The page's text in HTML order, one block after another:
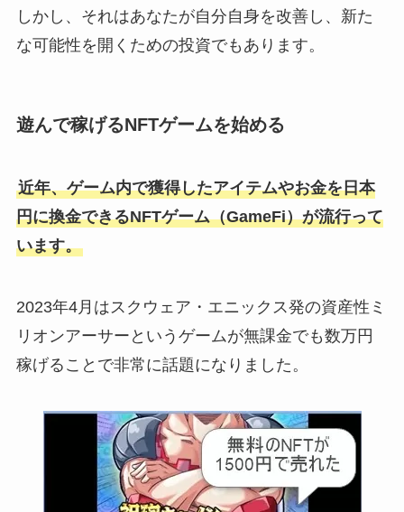
しかし、それはあなたが自分自身を改善し、新た
な可能性を開くための投資でもあります。
遊んで稼げるNFTゲームを始める
近年、ゲーム内で獲得したアイテムやお金を日本
円に換金できるNFTゲーム（GameFi）が流行って
います。
2023年4月はスクウェア・エニックス発の資産性ミ
リオンアーサーというゲームが無課金でも数万円
稼げることで非常に話題になりました。